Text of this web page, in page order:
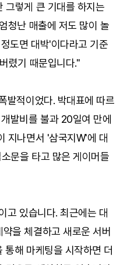
그렇게 큰 기대를 하지는
청난 매출에 저도 많이 놀
도면 대박'이다라고 기준
렸기 때문입니다."
발적이었다. 박대표에 따르
발비를 불과 20일여 만에
지나면서 '삼국지W'에 대
문을 타고 많은 게이머들
고 있습니다. 최근에는 대
을 체결하고 새로운 서버
통해 마케팅을 시작하면 더